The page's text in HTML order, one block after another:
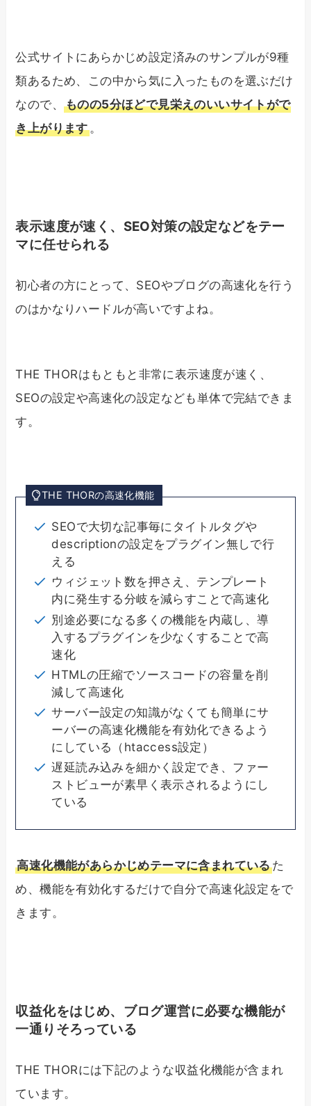
公式サイトにあらかじめ設定済みのサンプルが9種
類あるため、この中から気に入ったものを選ぶだけ
なので、ものの5分ほどで見栄えのいいサイトがで
き上がります。
表示速度が速く、SEO対策の設定などをテー
マに任せられる
初心者の方にとって、SEOやブログの高速化を行う
のはかなりハードルが高いですよね。
THE THORはもともと非常に表示速度が速く、
SEOの設定や高速化の設定なども単体で完結できま
す。
THE THORの高速化機能
SEOで大切な記事毎にタイトルタグや
descriptionの設定をプラグイン無しで行
える
ウィジェット数を押さえ、テンプレート
内に発生する分岐を減らすことで高速化
別途必要になる多くの機能を内蔵し、導
入するプラグインを少なくすることで高
速化
HTMLの圧縮でソースコードの容量を削
減して高速化
サーバー設定の知識がなくても簡単にサ
ーバーの高速化機能を有効化できるよう
にしている（htaccess設定）
遅延読み込みを細かく設定でき、ファー
ストビューが素早く表示されるようにし
ている
高速化機能があらかじめテーマに含まれているた
め、機能を有効化するだけで自分で高速化設定をで
きます。
収益化をはじめ、ブログ運営に必要な機能が
一通りそろっている
THE THORには下記のような収益化機能が含まれ
ています。